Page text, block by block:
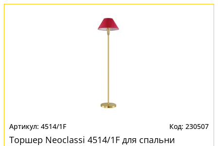
4514/1F 230507
Торшер Neoclassi 4514/1F для спальни